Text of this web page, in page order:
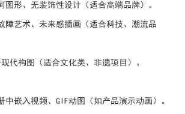
图形、无装饰性设计（适合高端品牌）。
障艺术、未来感插画（适合科技、潮流品
代构图（适合文化类、非遗项目）。
中嵌入视频、GIF动图（如产品演示动画）。